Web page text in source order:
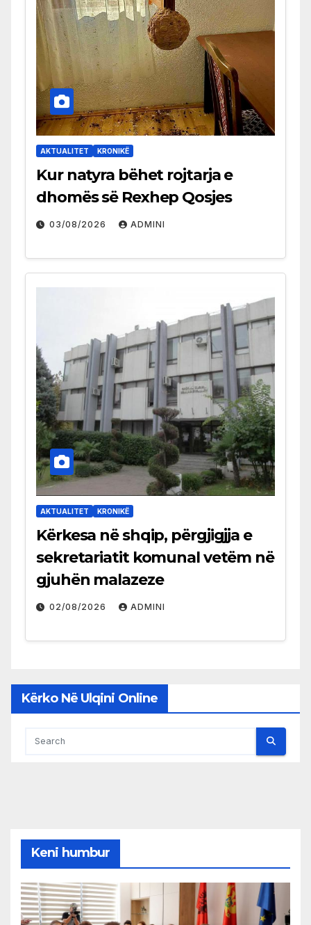
AKTUALITET KRONIKË
Kur natyra bëhet rojtarja e
dhomës së Rexhep Qosjes
03/08/2026 ADMINI
AKTUALITET KRONIKË
Kërkesa në shqip, përgjigjja e
sekretariatit komunal vetëm në
gjuhën malazeze
02/08/2026 ADMINI
Kërko Në Ulqini Online
Keni humbur